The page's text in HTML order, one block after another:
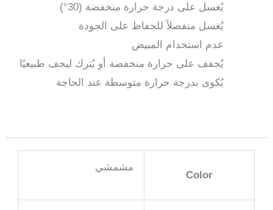
يُغسل على درجة حرارة منخفضة (30°)
يُغسل منفصلاً للحفاظ على الجودة
عدم استخدام المبيض
يُجفف على حرارة منخفضة أو يُترك ليجف طبيعيًا
يُكوى بدرجة حرارة متوسطة عند الحاجة
Color
مشمشي